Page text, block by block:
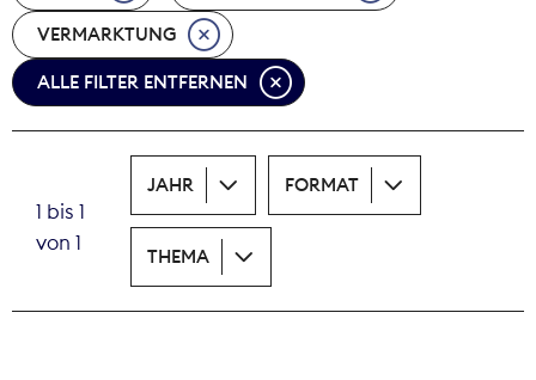
Pressefreiheit
Print
Theodor-Wolff-Preis
VERMARKTUNG
ALLE FILTER ENTFERNEN
1 bis 1
von 1
JAHR FORMAT
THEMA